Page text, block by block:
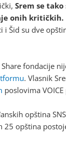
Srem se
onih kritičkih.
i Šid su dve
fondacije
. Vlasnik
poslovima
opština
25 opština